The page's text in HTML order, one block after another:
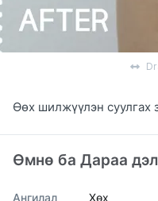
Өөх шилжүүлэн суулгах
Өмнө ба Дараа
Ангилал Хөх